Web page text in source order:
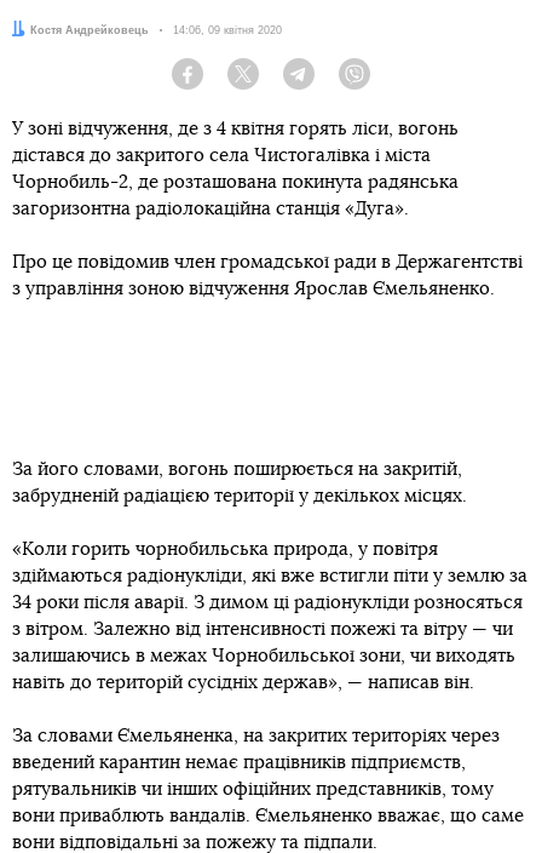
Автор:Костя Андрейковець Дата:
14:06, 09 квітня 2020
Facebook Twitter Telegram
У зоні відчуження, де з 4 квітня горять ліси, вогонь
дістався до закритого села Чистогалівка і міста
Чорнобиль-2, де розташована покинута радянська
загоризонтна радіолокаційна станція «Дуга».
Про це повідомив член громадської ради в Держагентстві
з управління зоною відчуження Ярослав Ємельяненко.
За його словами, вогонь поширюється на закритій,
забрудненій радіацією території у декількох місцях.
«Коли горить чорнобильська природа, у повітря
здіймаються радіонукліди, які вже встигли піти у землю за
34 роки після аварії. З димом ці радіонукліди розносяться
з вітром. Залежно від інтенсивності пожежі та вітру — чи
залишаючись в межах Чорнобильської зони, чи виходять
навіть до територій сусідніх держав», — написав він.
За словами Ємельяненка, на закритих територіях через
введений карантин немає працівників підприємств,
рятувальників чи інших офіційних представників, тому
вони приваблють вандалів. Ємельяненко вважає, що саме
вони відповідальні за пожежу та підпали.